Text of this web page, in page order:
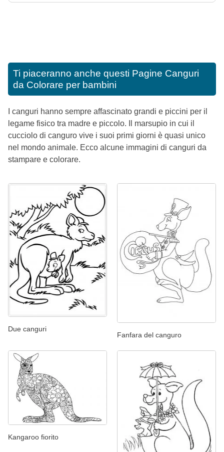
Ti piaceranno anche questi Pagine Canguri
da Colorare per bambini
I canguri hanno sempre affascinato grandi e piccini per il
legame fisico tra madre e piccolo. Il marsupio in cui il
cucciolo di canguro vive i suoi primi giorni è quasi unico
nel mondo animale. Ecco alcune immagini di canguri da
stampare e colorare.
Due canguri
Fanfara del canguro
Kangaroo fiorito